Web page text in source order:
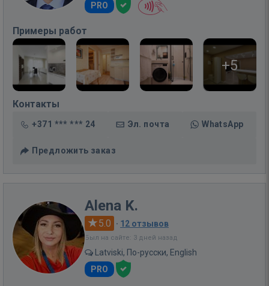
PRO
Примеры работ
+5
Контакты
+371 *** *** 24 Эл. почта WhatsApp
Предложить заказ
Alena K.
5.0 · 12 отзывов
Был на сайте: 3 дней назад
Latviski, По-русски, English
PRO